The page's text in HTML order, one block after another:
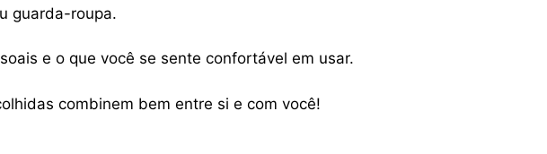
guarda-roupa.
e o que você se sente confortável em usar.
combinem bem entre si e com você!